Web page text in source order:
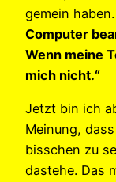
gemein haben.
Computer
Wenn meine
mich nicht.“
Jetzt bin ich
Meinung,
bisschen zu
dastehe. Das